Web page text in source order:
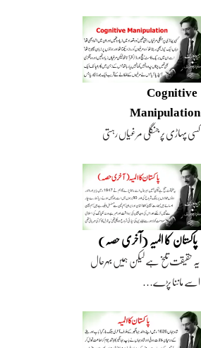
Cognitive
Manipulation
کسی پہاڑی پر جنگلی مرغیاں رہتی
پاکستان کا المیہ (آخری حصہ)
یہ حقیقت تلخ ہے لیکن ہمیں بہرحال
اسے ماننا پڑے…